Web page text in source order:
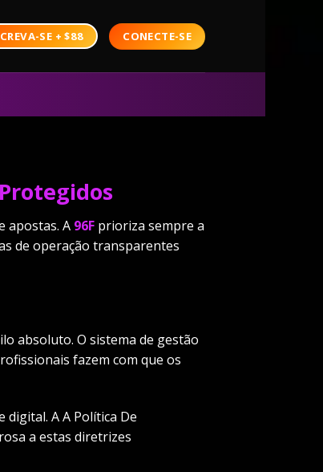
SE + $88 CONECTE-SE
apostas. A 96F prioriza sempre a
de operação transparentes
absoluto. O sistema de gestão
fazem com que os
A A Política De
a estas diretrizes